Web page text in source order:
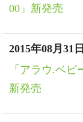
00」新発売
2015年08月31日
「アラウ.ベ
新発売